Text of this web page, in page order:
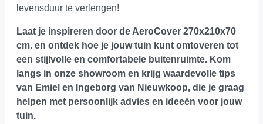
levensduur te verlengen!
Laat je inspireren door de AeroCover 270x210x70
cm. en ontdek hoe je jouw tuin kunt omtoveren tot
een stijlvolle en comfortabele buitenruimte. Kom
langs in onze showroom en krijg waardevolle tips
van Emiel en Ingeborg van Nieuwkoop, die je graag
helpen met persoonlijk advies en ideeën voor jouw
tuin.